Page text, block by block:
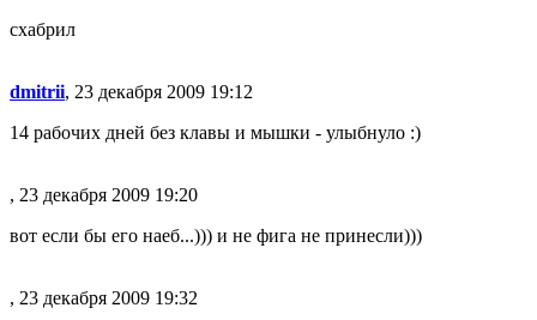
схабрил
dmitrii, 23 декабря 2009 19:12
14 рабочих дней без клавы и мышки - улыбнуло :)
, 23 декабря 2009 19:20
вот если бы его наеб...))) и не фига не принесли)))
, 23 декабря 2009 19:32